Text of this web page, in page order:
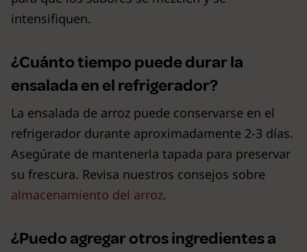
intensifiquen.
¿Cuánto tiempo puede durar la
ensalada en el refrigerador?
La ensalada de arroz puede conservarse en el
refrigerador durante aproximadamente 2-3 días.
Asegúrate de mantenerla tapada para preservar
su frescura. Revisa nuestros consejos sobre
almacenamiento del arroz.
¿Puedo agregar otros ingredientes a